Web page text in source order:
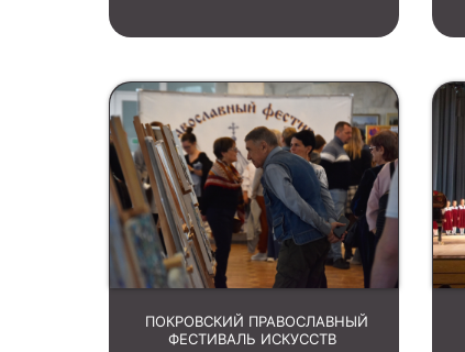
ПОКРОВСКИЙ ПРАВОСЛАВНЫЙ
ФЕСТИВАЛЬ ИСКУССТВ